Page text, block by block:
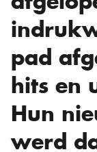
pad
hits en
Hun
werd